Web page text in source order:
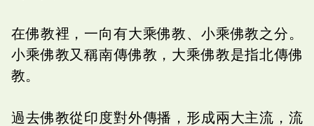
在佛教裡，一向有大乘佛教、小乘佛教之分。
小乘佛教又稱南傳佛教，大乘佛教是指北傳佛
教。
過去佛教從印度對外傳播，形成兩大主流，流